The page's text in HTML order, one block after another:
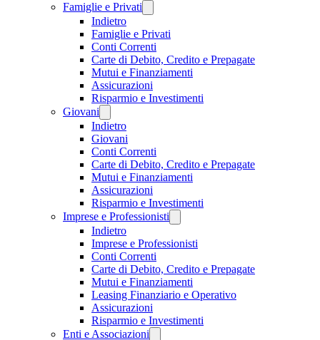
Famiglie e Privati
Indietro
Famiglie e Privati
Conti Correnti
Carte di Debito, Credito e Prepagate
Mutui e Finanziamenti
Assicurazioni
Risparmio e Investimenti
Giovani
Indietro
Giovani
Conti Correnti
Carte di Debito, Credito e Prepagate
Mutui e Finanziamenti
Assicurazioni
Risparmio e Investimenti
Imprese e Professionisti
Indietro
Imprese e Professionisti
Conti Correnti
Carte di Debito, Credito e Prepagate
Mutui e Finanziamenti
Leasing Finanziario e Operativo
Assicurazioni
Risparmio e Investimenti
Enti e Associazioni